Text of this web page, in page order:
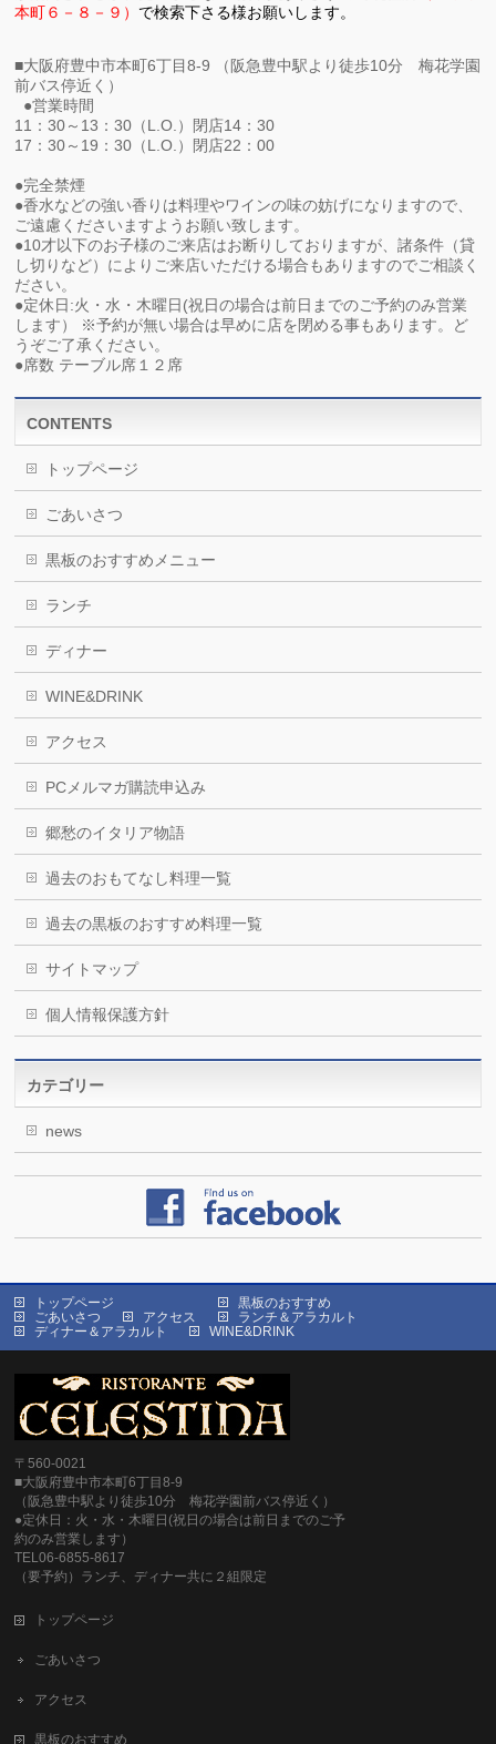
本町６－８－９） で検索下さる様お願いします。
■大阪府豊中市本町6丁目8-9 （阪急豊中駅より徒歩10分 梅花学園
前バス停近く）
●営業時間
11：30～13：30（L.O.）閉店14：30
17：30～19：30（L.O.）閉店22：00
●完全禁煙
●香水などの強い香りは料理やワインの味の妨げになりますので、
ご遠慮くださいますようお願い致します。
●10才以下のお子様のご来店はお断りしておりますが、諸条件（貸
し切りなど）によりご来店いただける場合もありますのでご相談く
ださい。
●定休日:火・水・木曜日(祝日の場合は前日までのご予約のみ営業
します） ※予約が無い場合は早めに店を閉める事もあります。ど
うぞご了承ください。
●席数 テーブル席１２席
CONTENTS
トップページ
ごあいさつ
黒板のおすすめメニュー
ランチ
ディナー
WINE&DRINK
アクセス
PCメルマガ購読申込み
郷愁のイタリア物語
過去のおもてなし料理一覧
過去の黒板のおすすめ料理一覧
サイトマップ
個人情報保護方針
カテゴリー
news
トップページ
ごあいさつ
アクセス
黒板のおすすめ
ランチ＆アラカルト
ディナー＆アラカルト
WINE&DRINK
〒560-0021
■大阪府豊中市本町6丁目8-9
（阪急豊中駅より徒歩10分 梅花学園前バス停近く）
●定休日：火・水・木曜日(祝日の場合は前日までのご予
約のみ営業します）
TEL06-6855-8617
（要予約）ランチ、ディナー共に２組限定
トップページ
ごあいさつ
アクセス
黒板のおすすめ